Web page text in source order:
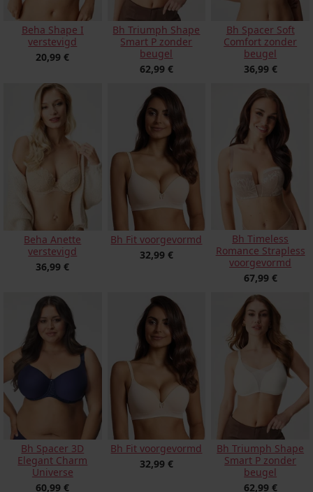
Beha Shape I
verstevigd
20,99 €
Bh Triumph Shape
Smart P zonder
beugel
62,99 €
Bh Spacer Soft
Comfort zonder
beugel
36,99 €
Beha Anette
verstevigd
36,99 €
Bh Fit voorgevormd
32,99 €
Bh Timeless
Romance Strapless
voorgevormd
67,99 €
Bh Spacer 3D
Elegant Charm
Universe
60,99 €
Bh Fit voorgevormd
32,99 €
Bh Triumph Shape
Smart P zonder
beugel
62,99 €